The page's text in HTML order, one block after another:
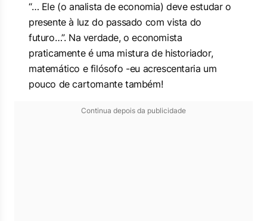
“… Ele (o analista de economia) deve estudar o
presente à luz do passado com vista do
futuro…”. Na verdade, o economista
praticamente é uma mistura de historiador,
matemático e filósofo -eu acrescentaria um
pouco de cartomante também!
Continua depois da publicidade